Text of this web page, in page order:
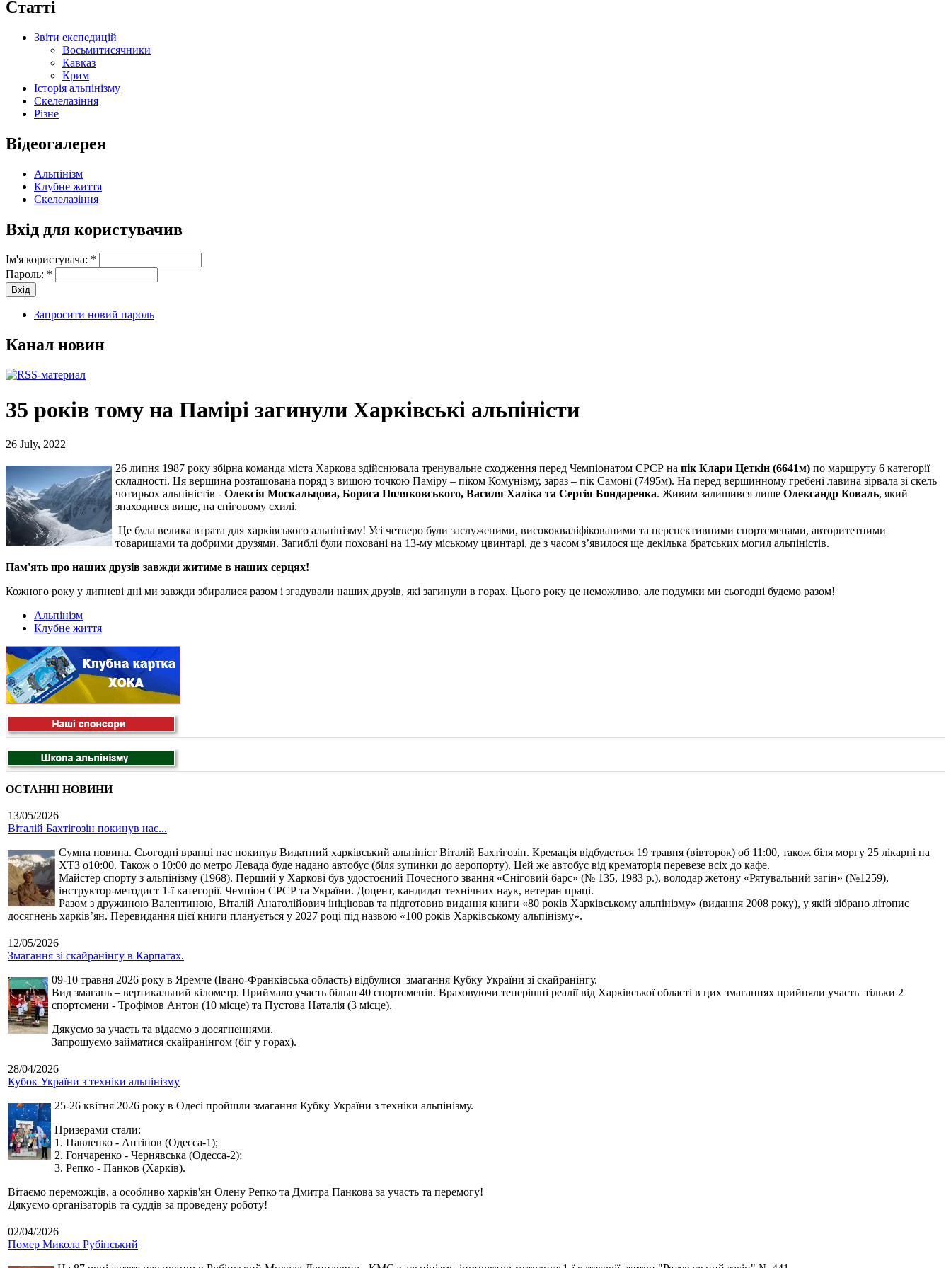
Статті
Звіти експедицій
Восьмитисячники
Кавказ
Крим
Історія альпінізму
Скелелазіння
Різне
Відеогалерея
Альпінізм
Клубне життя
Скелелазіння
Вхід для користувачив
Ім'я користувача: *
Пароль: *
Запросити новий пароль
Канал новин
35 років тому на Памірі загинули Харківські альпіністи
26 July, 2022
26 липня 1987 року збірна команда міста Харкова здійснювала тренувальне сходження перед Чемпіонатом СРСР на пік Клари Цеткін (6641м) по маршруту 6 категорії
складності. Ця вершина розташована поряд з вищою точкою Паміру – піком Комунізму, зараз – пік Самоні (7495м). На перед вершинному гребені лавина зірвала зі скель
чотирьох альпіністів - Олексія Москальцова, Бориса Поляковського, Василя Халіка та Сергія Бондаренка. Живим залишився лише Олександр Коваль, який
знаходився вище, на сніговому схилі.
Це була велика втрата для харківського альпінізму! Усі четверо були заслуженими, висококваліфікованими та перспективними спортсменами, авторитетними
товаришами та добрими друзями. Загиблі були поховані на 13-му міському цвинтарі, де з часом з’явилося ще декілька братських могил альпіністів.
Пам'ять про наших друзів завжди житиме в наших серцях!
Кожного року у липневі дні ми завжди збиралися разом і згадували наших друзів, які загинули в горах. Цього року це неможливо, але подумки ми сьогодні будемо разом!
Альпінізм
Клубне життя
ОСТАННІ НОВИНИ
13/05/2026
Віталій Бахтігозін покинув нас...
Сумна новина. Сьогодні вранці нас покинув Видатний харківський альпініст Віталій Бахтігозін. Кремація відбудеться 19 травня (вівторок) об 11:00, також біля моргу 25 лікарні на
ХТЗ о10:00. Також о 10:00 до метро Левада буде надано автобус (біля зупинки до аеропорту). Цей же автобус від крематорія перевезе всіх до кафе.
Майстер спорту з альпінізму (1968). Перший у Харкові був удостоєний Почесного звання «Сніговий барс» (№ 135, 1983 р.), володар жетону «Рятувальний загін» (№1259),
інструктор-методист 1-ї категорії. Чемпіон СРСР та України. Доцент, кандидат технічних наук, ветеран праці.
Разом з дружиною Валентиною, Віталій Анатолійович ініціював та підготовив видання книги «80 років Харківському альпінізму» (видання 2008 року), у якій зібрано літопис
досягнень харків’ян. Перевидання цієї книги планується у 2027 році під назвою «100 років Харківському альпінізму».
12/05/2026
Змагання зі скайранінгу в Карпатах.
09-10 травня 2026 року в Яремче (Івано-Франківська область) відбулися змагання Кубку України зі скайранінгу.
Вид змагань – вертикальний кілометр. Приймало участь більш 40 спортсменів. Враховуючи теперішні реалії від Харківської області в цих змаганнях прийняли участь тільки 2
спортсмени - Трофімов Антон (10 місце) та Пустова Наталія (3 місце).
Дякуємо за участь та відаємо з досягненнями.
Запрошуємо займатися скайранінгом (біг у горах).
28/04/2026
Кубок України з техніки альпінізму
25-26 квітня 2026 року в Одесі пройшли змагання Кубку України з техніки альпінізму.
Призерами стали:
1. Павленко - Антіпов (Одесса-1);
2. Гончаренко - Чернявська (Одесса-2);
3. Репко - Панков (Харків).
Вітаємо переможців, а особливо харків'ян Олену Репко та Дмитра Панкова за участь та перемогу!
Дякуємо організаторів та суддів за проведену роботу!
02/04/2026
Помер Микола Рубінський